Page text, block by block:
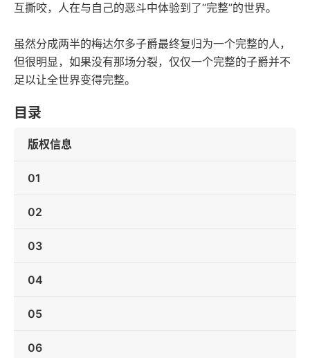
互撕咬，人在与自己的恶斗中体验到了“完整”的世界。
虽然分成两半的梅达尔多子爵最终复归为一个完整的人，
但很明显，如果没有那场分裂，仅仅一个完整的子爵并不
足以让全世界变得完整。
目录
版权信息
01
02
03
04
05
06